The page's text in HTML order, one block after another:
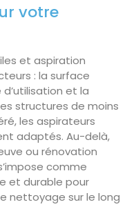
votre
et aspiration
: la surface
et la
structures de moins
les aspirateurs
adaptés. Au-delà,
ou rénovation
comme
et durable pour
nettoyage sur le long